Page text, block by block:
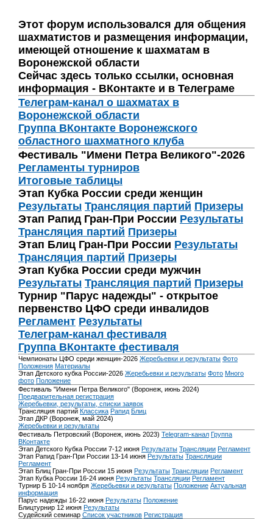
Этот форум использовался для общения
шахматистов и размещения информации,
имеющей отношение к шахматам в
Воронежской области
Сейчас здесь только ссылки, основная
информация - ВКонтакте и в Телеграме
Телеграм-канал о шахматах в
Воронежской области
Группа ВКонтакте Воронежского
областного шахматного клуба
Фестиваль "Имени Петра Великого"-2026
Регламенты турниров
Итоговые таблицы
Этап Кубка России среди женщин
Результаты Трансляция партий Призеры
Этап Рапид Гран-При России Результаты
Трансляция партий Призеры
Этап Блиц Гран-При России Результаты
Трансляция партий Призеры
Этап Кубка России среди мужчин
Результаты Трансляция партий Призеры
Турнир "Парус надежды" - открытое
первенство ЦФО среди инвалидов
Регламент Результаты
Телеграм-канал фестиваля
Группа ВКонтакте фестиваля
Чемпионаты ЦФО среди женщин-2026 Жеребьевки и результаты Фото
Положения Материалы
Этап Детского кубка России-2026 Жеребьевки и результаты Фото Много
фото Положение
Фестиваль "Имени Петра Великого" (Воронеж, июнь 2024)
Предварительная регистрация
Жеребьевки, результаты, списки заявок
Трансляция партий Классика Рапид Блиц
Этап ДКР (Воронеж, май 2024)
Жеребьевки и результаты
Фестиваль Петровский (Воронеж, июнь 2023) Telegram-канал Группа
ВКонтакте
Этап Детского Кубка России 7-12 июня Результаты Трансляции Регламент
Этап Рапид Гран-При России 13-14 июня Результаты Трансляции
Регламент
Этап Блиц Гран-При России 15 июня Результаты Трансляции Регламент
Этап Кубка России 16-24 июня Результаты Трансляции Регламент
Турнир Б 10-14 ноября Жеребьевки и результаты Положение Актуальная
информация
Парус надежды 16-22 июня Результаты Положение
Блицтурнир 12 июня Результаты
Судейский семинар Список участников Регистрация